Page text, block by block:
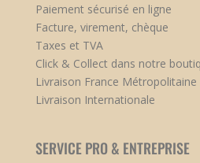
Paiement sécurisé en ligne
Facture, virement, chèque
Taxes et TVA
Click & Collect dans notre
Livraison France Métropolitaine
Livraison Internationale
SERVICE PRO & ENTREPRISE